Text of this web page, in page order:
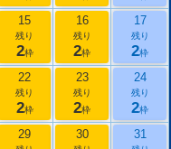
15
残り
2枠
16
残り
2枠
17
残り
2枠
22
残り
2枠
23
残り
2枠
24
残り
2枠
29 30 31